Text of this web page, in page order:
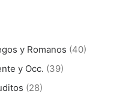
y Romanos (40)
y Occ. (39)
(28)